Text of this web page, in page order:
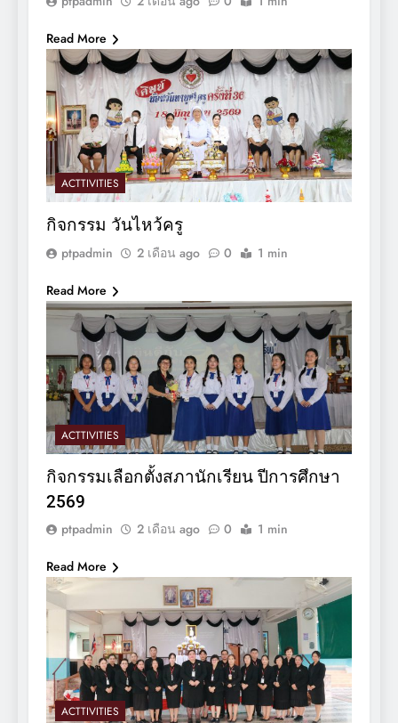
Read More
ACTTIVITIES
กิจกรรม วันไหว้ครู
ptpadmin 2 เดือน ago 0 1 min
Read More
ACTTIVITIES
กิจกรรมเลือกตั้งสภานักเรียน ปีการศึกษา
2569
ptpadmin 2 เดือน ago 0 1 min
Read More
ACTTIVITIES